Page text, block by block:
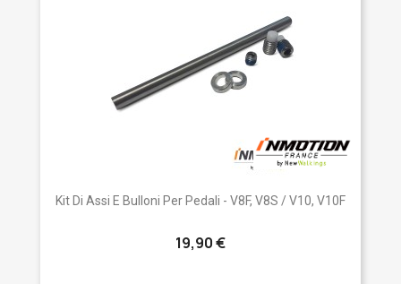
Kit Di Assi E Bulloni Per Pedali - V8F, V8S / V10, V10F
19,90 €